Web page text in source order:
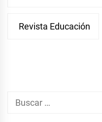
Revista Educación
Buscar: